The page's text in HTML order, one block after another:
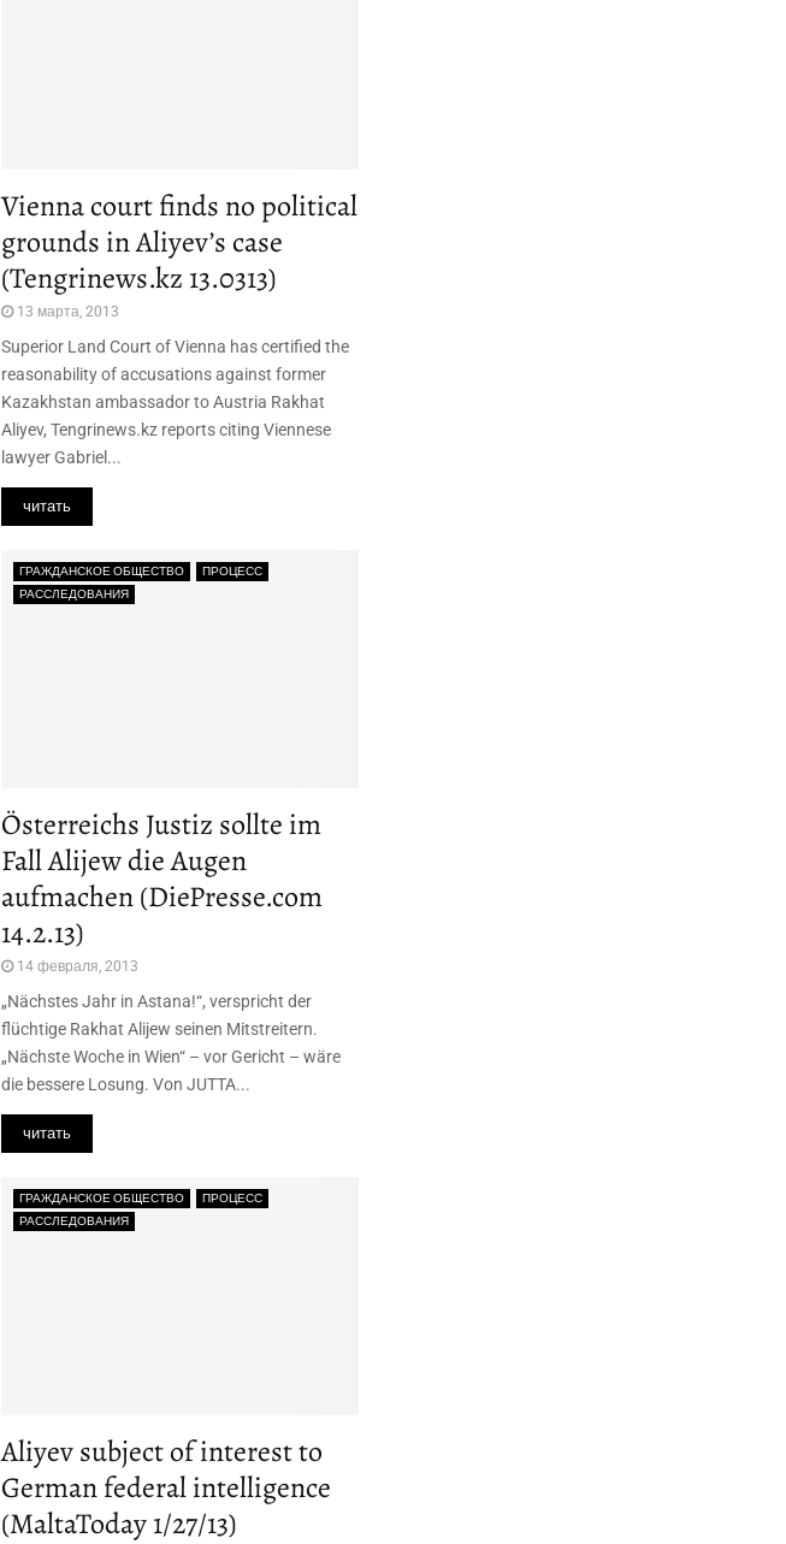
Vienna court finds no political
grounds in Aliyev’s case
(Tengrinews.kz 13.0313)
13 марта, 2013
Superior Land Court of Vienna has certified the
reasonability of accusations against former
Kazakhstan ambassador to Austria Rakhat
Aliyev, Tengrinews.kz reports citing Viennese
lawyer Gabriel...
читать
ГРАЖДАНСКОЕ ОБЩЕСТВО
ПРОЦЕСС
РАССЛЕДОВАНИЯ
Österreichs Justiz sollte im
Fall Alijew die Augen
aufmachen (DiePresse.com
14.2.13)
14 февраля, 2013
„Nächstes Jahr in Astana!“, verspricht der
flüchtige Rakhat Alijew seinen Mitstreitern.
„Nächste Woche in Wien“ – vor Gericht – wäre
die bessere Losung. Von JUTTA...
читать
ГРАЖДАНСКОЕ ОБЩЕСТВО
ПРОЦЕСС
РАССЛЕДОВАНИЯ
Aliyev subject of interest to
German federal intelligence
(MaltaToday 1/27/13)